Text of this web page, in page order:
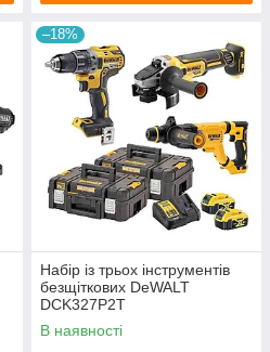
–18%
Набір із трьох інструментів
безщіткових DeWALT
DCK327P2T
В наявності